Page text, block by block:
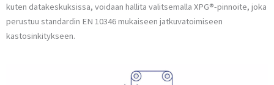
kuten datakeskuksissa, voidaan hallita valitsemalla XPG®-pinnoite, joka
perustuu standardin EN 10346 mukaiseen jatkuvatoimiseen
kastosinkitykseen.